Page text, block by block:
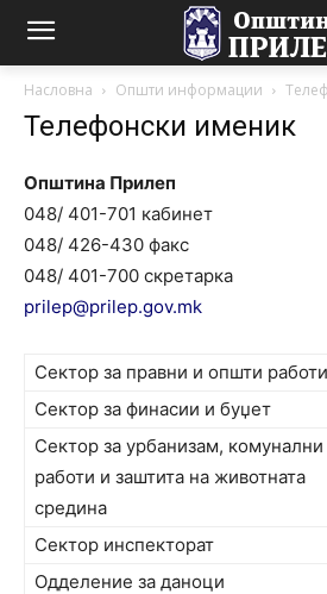
Насловна Општи информации
Телефонски именик
Општина Прилеп
048/ 401-701 кабинет
048/ 426-430 факс
048/ 401-700 скретарка
prilep@prilep.gov.mk
Сектор за правни и општи работи
Сектор за финасии и буџет
Сектор за урбанизам, комунални
работи и заштита на животната
средина
Сектор инспекторат
Одделение за даноци